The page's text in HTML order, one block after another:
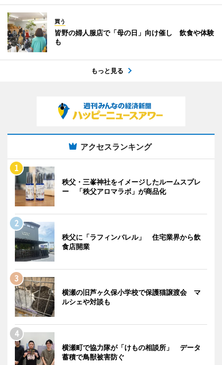
買う
皆野の婦人服店で「母の日」向け催し 飲食や体験
も
もっと見る
アクセスランキング
秩父・三峯神社をイメージしたルームスプレ
ー 「秩父アロマラボ」が商品化
秩父に「ラフィンバレル」 住宅業界から飲
食店開業
横瀬の旧芦ヶ久保小学校で保護猫譲渡会 マ
ルシェや対談も
横瀬町で協力隊が「けもの相談所」 データ
蓄積で鳥獣被害防ぐ